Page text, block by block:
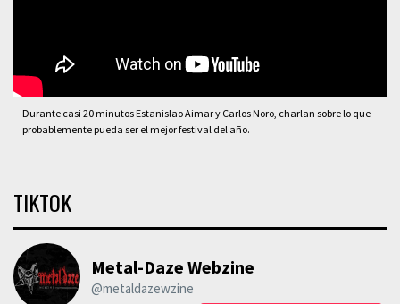
Durante casi 20 minutos Estanislao Aimar y Carlos Noro, charlan sobre lo que
probablemente pueda ser el mejor festival del año.
TIKTOK
Metal-Daze Webzine
@metaldazewzine